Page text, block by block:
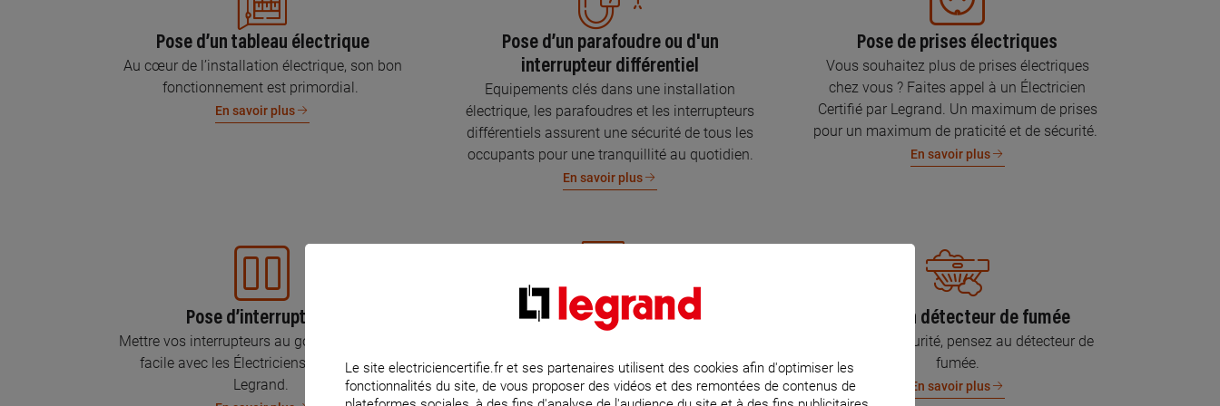
Pose d’un tableau électrique
Au cœur de l’installation électrique, son bon
fonctionnement est primordial.
En savoir plus
Pose d’un parafoudre ou d'un
interrupteur différentiel
Equipements clés dans une installation
électrique, les parafoudres et les interrupteurs
différentiels assurent une sécurité de tous les
occupants pour une tranquillité au quotidien.
En savoir plus
Pose de prises électriques
Vous souhaitez plus de prises électriques
chez vous ? Faites appel à un Électricien
Certifié par Legrand. Un maximum de prises
pour un maximum de praticité et de sécurité.
En savoir plus
Pose d’interrupteurs
Mettre vos interrupteurs au goût du jour, c’est
facile avec les Électriciens Certifiés par
Legrand.
Mise aux normes de l’installation
Parce que l’électricité implique la sécurité et la
protection de votre famille et de vos biens,
Pose d’un détecteur de fumée
Pour votre sécurité, pensez au détecteur de
fumée.
En savoir plus
Le site electriciencertifie.fr et ses partenaires utilisent des cookies afin d'optimiser les
fonctionnalités du site, de vous proposer des vidéos et des remontées de contenus de